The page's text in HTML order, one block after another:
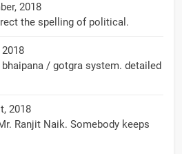
2018
the spelling of political.
/ gotgra system. detailed
2018
Ranjit Naik. Somebody keeps